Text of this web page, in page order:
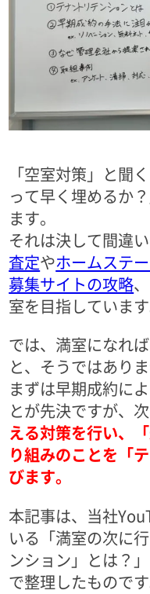
「空室対策」と聞
って早く埋めるか
ます。
それは決して間違
査定やホームステ
募集サイトの攻略
室を目指しています
では、満室になれ
と、そうではありま
まずは早期成約に
とが先決ですが、
える対策を行い、
り組みのことを「
びます。
本記事は、当社
いる「満室の次に
ンション」とは？
で整理したものです